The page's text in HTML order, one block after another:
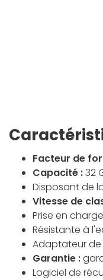
Facteur de
Capacité :32
Disposant de
Vitesse de
Prise en
Résistante à
Adaptateur de
Garantie :
Logiciel de